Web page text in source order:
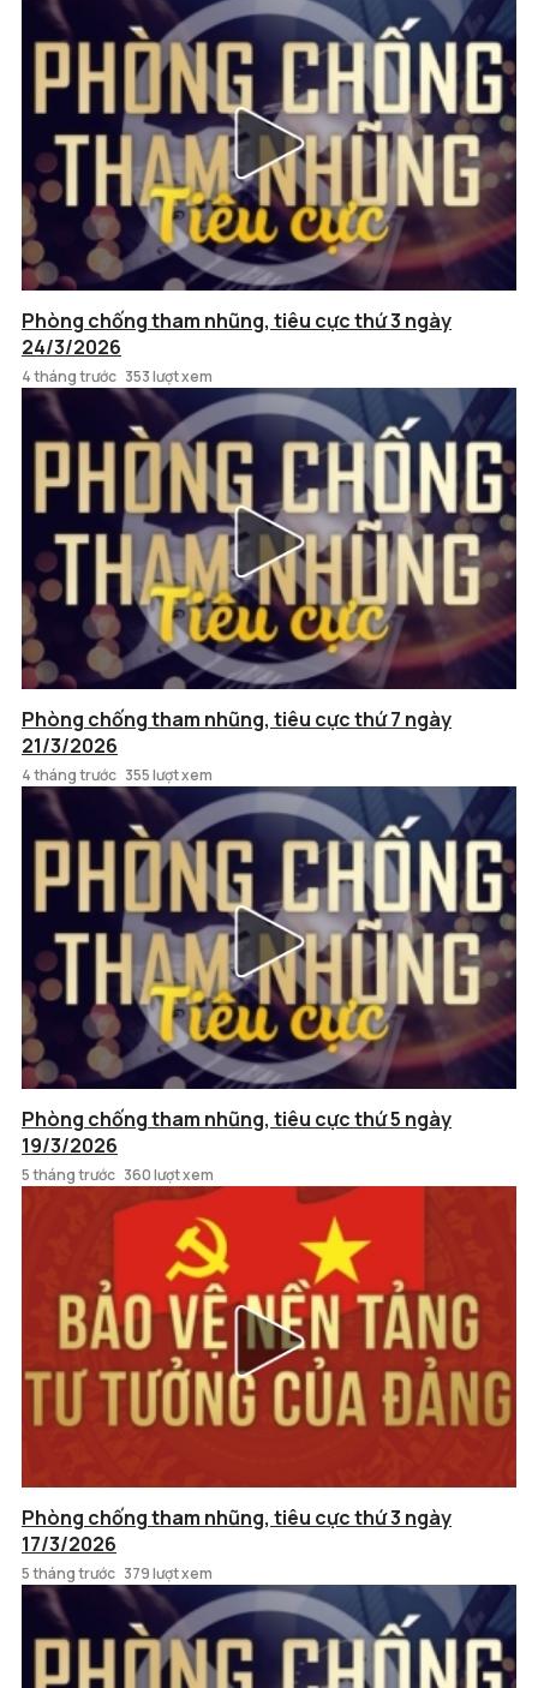
Phòng chống tham nhũng, tiêu cực thứ 3 ngày
24/3/2026
4 tháng trước 353 lượt xem
Phòng chống tham nhũng, tiêu cực thứ 7 ngày
21/3/2026
4 tháng trước 355 lượt xem
Phòng chống tham nhũng, tiêu cực thứ 5 ngày
19/3/2026
5 tháng trước 360 lượt xem
Phòng chống tham nhũng, tiêu cực thứ 3 ngày
17/3/2026
5 tháng trước 379 lượt xem